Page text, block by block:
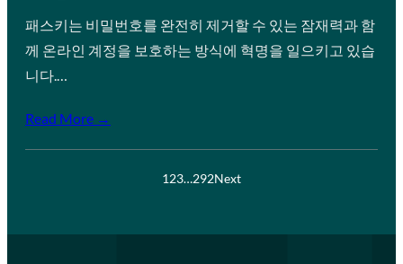
패스키는 비밀번호를 완전히 제거할 수 있는 잠재력과 함
께 온라인 계정을 보호하는 방식에 혁명을 일으키고 있습
니다.…
Read More →
123…292Next